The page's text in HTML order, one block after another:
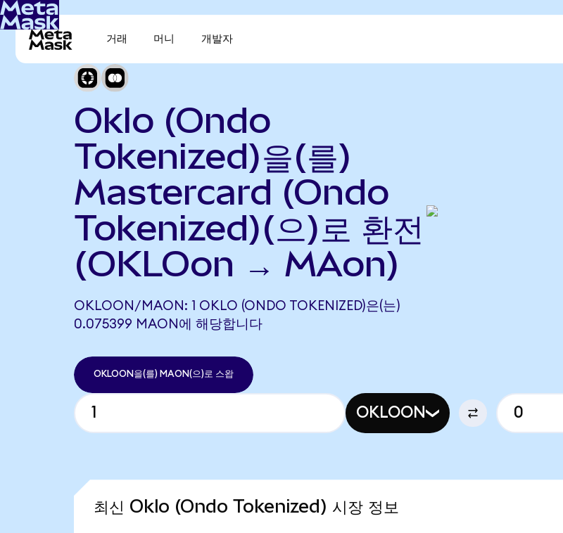
거래 머니 개발자
Oklo (Ondo
Tokenized)을(를)
Mastercard (Ondo
Tokenized)(으)로 환전
(OKLOon → MAon)
OKLOON/MAON: 1 OKLO (ONDO TOKENIZED)은(는)
0.075399 MAON에 해당합니다
OKLOON을(를) MAON(으)로 스왑
OKLOON
최신 Oklo (Ondo Tokenized) 시장 정보